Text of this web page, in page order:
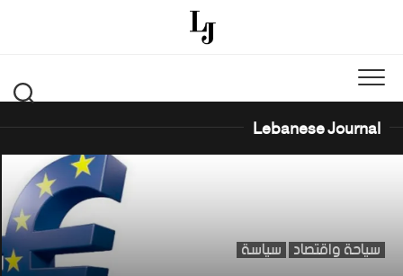
Lebanese Journal
سياحة واقتصاد سياسة